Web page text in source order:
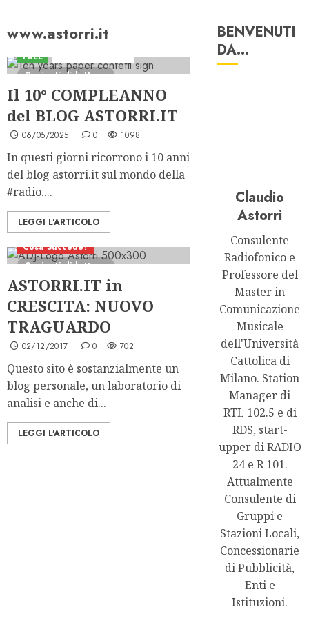
www.astorri.it
3 minuti di lettura
FREE
Il 10° COMPLEANNO
del BLOG ASTORRI.IT
06/05/2025 0 1098
In questi giorni ricorrono i 10 anni
del blog astorri.it sul mondo della
#radio....
LEGGI L'ARTICOLO
2 minuti di lettura
Cosa Succede?
ASTORRI.IT in
CRESCITA: NUOVO
TRAGUARDO
02/12/2017 0 702
Questo sito è sostanzialmente un
blog personale, un laboratorio di
analisi e anche di...
LEGGI L'ARTICOLO
BENVENUTI
DA…
Claudio
Astorri
Consulente
Radiofonico e
Professore del
Master in
Comunicazione
Musicale
dell'Università
Cattolica di
Milano. Station
Manager di
RTL 102.5 e di
RDS, start-
upper di RADIO
24 e R 101.
Attualmente
Consulente di
Gruppi e
Stazioni Locali,
Concessionarie
di Pubblicità,
Enti e
Istituzioni.